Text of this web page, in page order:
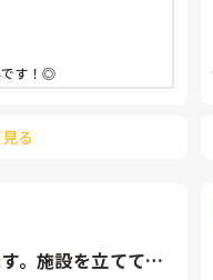
です！◎
る
。施設を立ててか